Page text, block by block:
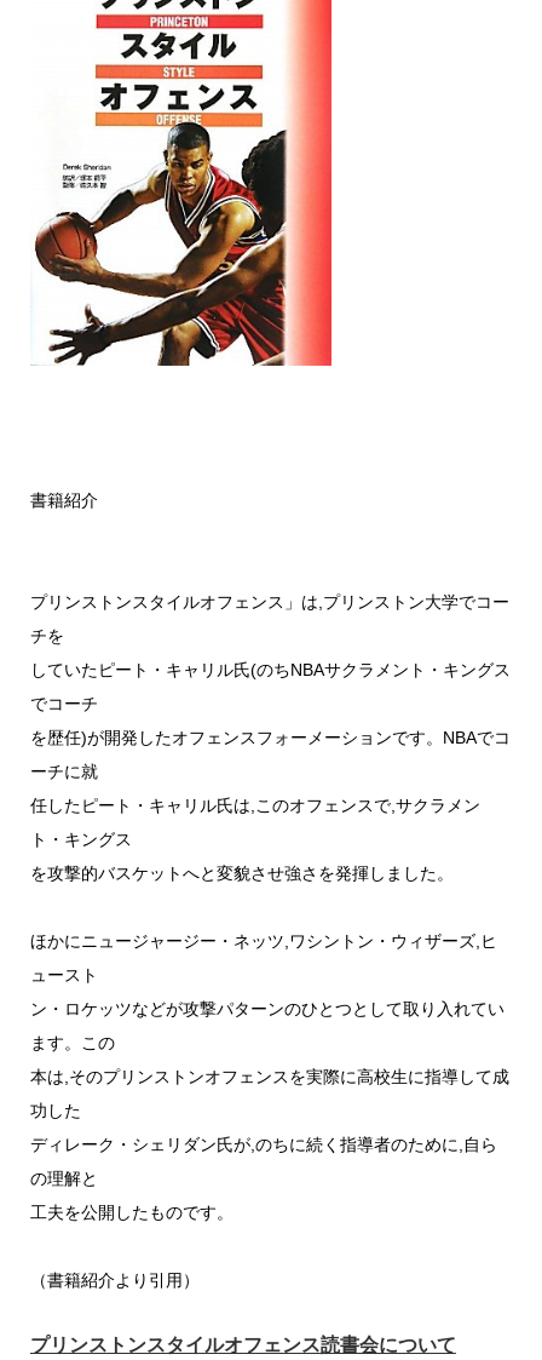
書籍紹介
プリンストンスタイルオフェンス」は,プリンストン大学でコー
チを
していたピート・キャリル氏(のちNBAサクラメント・キングス
でコーチ
を歴任)が開発したオフェンスフォーメーションです。NBAでコ
ーチに就
任したピート・キャリル氏は,このオフェンスで,サクラメン
ト・キングス
を攻撃的バスケットへと変貌させ強さを発揮しました。
ほかにニュージャージー・ネッツ,ワシントン・ウィザーズ,ヒ
ュースト
ン・ロケッツなどが攻撃パターンのひとつとして取り入れてい
ます。この
本は,そのプリンストンオフェンスを実際に高校生に指導して成
功した
ディレーク・シェリダン氏が,のちに続く指導者のために,自ら
の理解と
工夫を公開したものです。
（書籍紹介より引用）
プリンストンスタイルオフェンス読書会について